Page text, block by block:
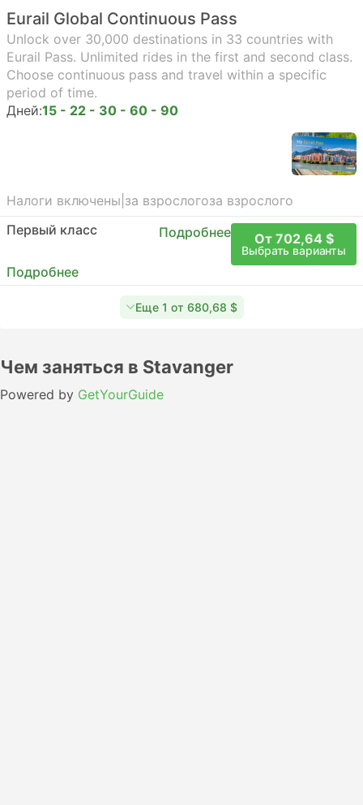
Eurail Global Continuous Pass
Unlock over 30,000 destinations in 33 countries with
Eurail Pass. Unlimited rides in the first and second class.
Choose continuous pass and travel within a specific
period of time.
Дней:15 - 22 - 30 - 60 - 90
Налоги включены за взрослогоза взрослого
Первый класс
Подробнее От 702,64 $
Выбрать варианты
Подробнее
Еще 1 от 680,68 $
Чем заняться в Stavanger
Powered by GetYourGuide